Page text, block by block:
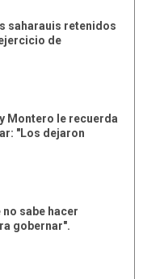
saharauis retenidos
de
Montero le recuerda
"Los dejaron
sabe hacer
gobernar".